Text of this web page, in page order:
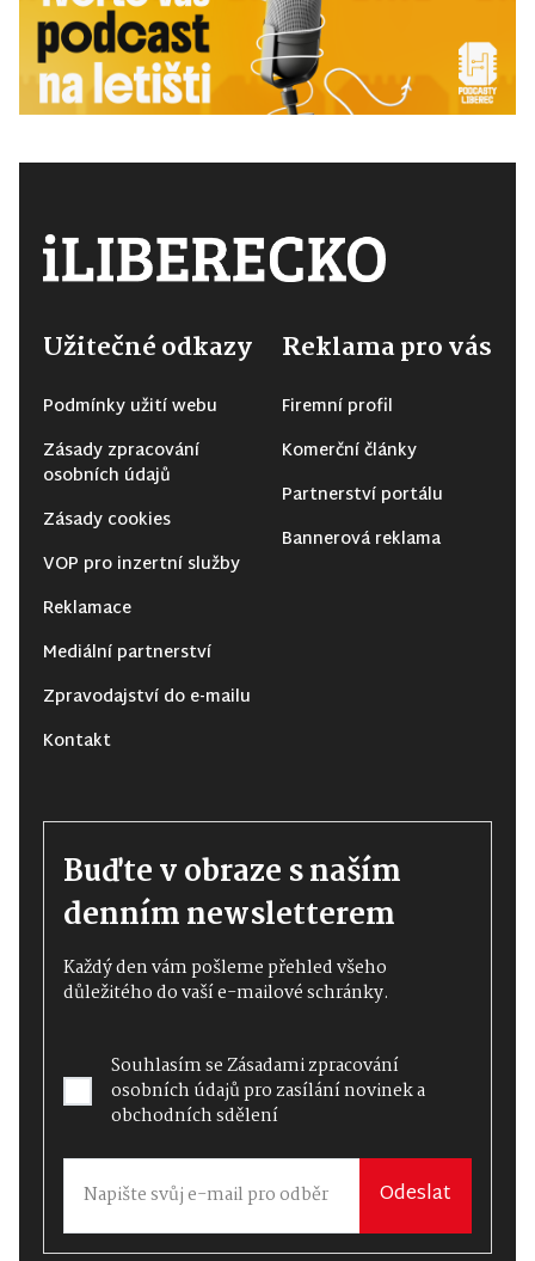
Užitečné odkazy
Podmínky užití webu
Zásady zpracování
osobních údajů
Zásady cookies
VOP pro inzertní služby
Reklamace
Mediální partnerství
Zpravodajství do e-mailu
Kontakt
Reklama pro vás
Firemní profil
Komerční články
Partnerství portálu
Bannerová reklama
Buďte v obraze s naším
denním newsletterem
Každý den vám pošleme přehled všeho
důležitého do vaší e-mailové schránky.
Souhlasím seZásadami zpracování
osobních údajůpro zasílání novinek a
obchodních sdělení
Odeslat